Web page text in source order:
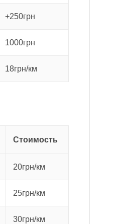
+250грн
1000грн
18грн/км
Стоимость
20грн/км
25грн/км
30грн/км